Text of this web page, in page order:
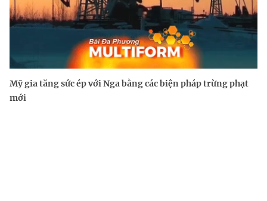
Mỹ gia tăng sức ép với Nga bằng các biện pháp trừng phạt
mới